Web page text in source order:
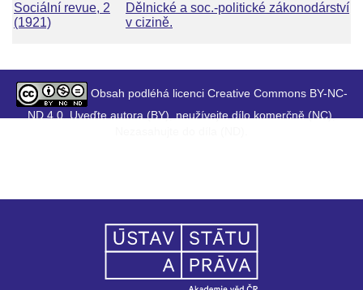
Sociální revue, 2
(1921)
Dělnické a soc.-politické zákonodárství
v cizině.
Obsah podléhá licenci Creative Commons BY-NC-
ND 4.0. Uveďte autora (BY), neužívejte dílo komerčně (NC),